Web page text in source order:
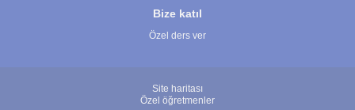
Bize katıl
Özel ders ver
Site haritası
Özel öğretmenler